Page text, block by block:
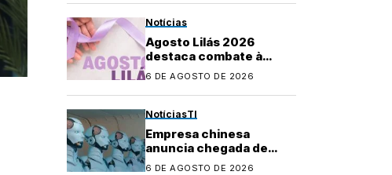
Notícias
Agosto Lilás 2026
destaca combate à
violência contra a
da Lei Maria da Penha
6 DE AGOSTO DE 2026
NotíciasTI
Empresa chinesa
anuncia chegada de
robôs com IA ao
6 DE AGOSTO DE 2026